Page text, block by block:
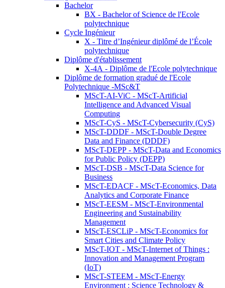
Bachelor
BX - Bachelor of Science de l'Ecole
polytechnique
Cycle Ingénieur
X - Titre d’Ingénieur diplômé de l’École
polytechnique
Diplôme d'établissement
X-4A - Diplôme de l'Ecole polytechnique
Diplôme de formation gradué de l'Ecole
Polytechnique -MSc&T
MScT-AI-ViC - MScT-Artificial
Intelligence and Advanced Visual
Computing
MScT-CyS - MScT-Cybersecurity (CyS)
MScT-DDDF - MScT-Double Degree
Data and Finance (DDDF)
MScT-DEPP - MScT-Data and Economics
for Public Policy (DEPP)
MScT-DSB - MScT-Data Science for
Business
MScT-EDACF - MScT-Economics, Data
Analytics and Corporate Finance
MScT-EESM - MScT-Environmental
Engineering and Sustainability
Management
MScT-ESCLiP - MScT-Economics for
Smart Cities and Climate Policy
MScT-IOT - MScT-Internet of Things :
Innovation and Management Program
(IoT)
MScT-STEEM - MScT-Energy
Environment : Science Technology &